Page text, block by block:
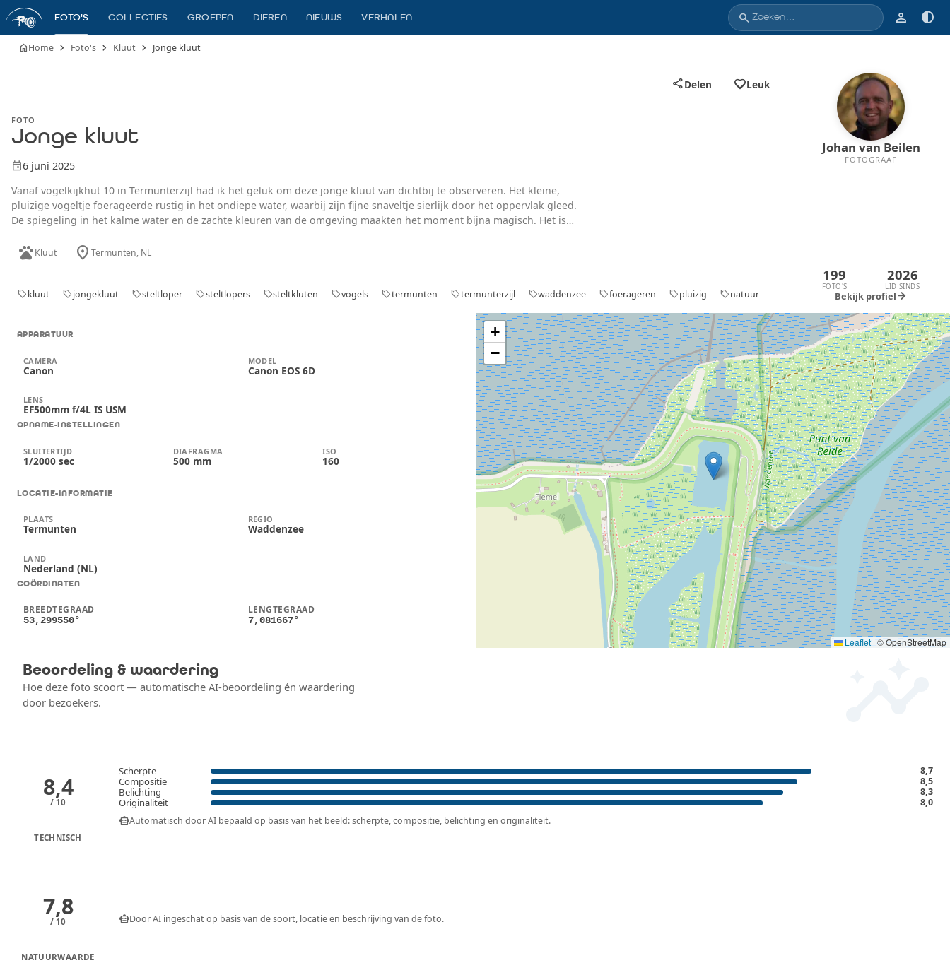
FOTO'S COLLECTIES GROEPEN DIEREN NIEUWS VERHALEN search person contrast
homeHome chevron_right Foto's chevron_right Kluut chevron_right Jonge kluut
shareDelen favorite_borderLeuk
FOTO
Jonge kluut
event6 juni 2025
Vanaf vogelkijkhut 10 in Termunterzijl had ik het geluk om deze jonge kluut van dichtbij te observeren. Het kleine,
pluizige vogeltje foerageerde rustig in het ondiepe water, waarbij zijn fijne snaveltje sierlijk door het oppervlak gleed.
De spiegeling in het kalme water en de zachte kleuren van de omgeving maakten het moment bijna magisch. Het is
schoonheid van het tafereel vastlegt.
petsKluut location_on Termunten, NL
sellkluut selljongekluut sellsteltloper sellsteltlopers sellsteltkluten sellvogels selltermunten selltermunterzijl sellwaddenzee sellfoerageren sellpluizig sellnatuur
Johan van Beilen
FOTOGRAAF
199
FOTO'S
2026
LID SINDS
Bekijk profielarrow_forward
APPARATUUR
CAMERA
Canon
MODEL
Canon EOS 6D
LENS
EF500mm f/4L IS USM
OPNAME-INSTELLINGEN
SLUITERTIJD
1/2000 sec
DIAFRAGMA
500 mm
ISO
160
LOCATIE-INFORMATIE
PLAATS
Termunten
REGIO
Waddenzee
LAND
Nederland (NL)
COÖRDINATEN
BREEDTEGRAAD
53,299550°
LENGTEGRAAD
7,081667°
+
−
Leaflet | © OpenStreetMap
Beoordeling & waardering
Hoe deze foto scoort — automatische AI-beoordeling én waardering
door bezoekers.
8,4
/ 10
TECHNISCH
Scherpte 8,7
Compositie 8,5
Belichting 8,3
Originaliteit 8,0
smart_toyAutomatisch door AI bepaald op basis van het beeld: scherpte, compositie, belichting en originaliteit.
7,8
/ 10
NATUURWAARDE
smart_toyDoor AI ingeschat op basis van de soort, locatie en beschrijving van de foto.